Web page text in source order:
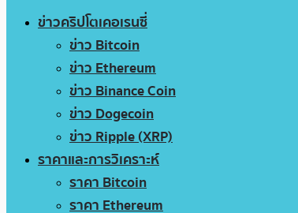
ข่าวคริปโตเคอเรนซี่
ข่าว Bitcoin
ข่าว Ethereum
ข่าว Binance Coin
ข่าว Dogecoin
ข่าว Ripple (XRP)
ราคาและการวิเคราะห์
ราคา Bitcoin
ราคา Ethereum